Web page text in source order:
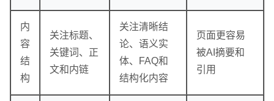
内
容
结
构
关注标题、
关键词、正
文和内链
关注清晰结
论、语义实
体、FAQ和
结构化内容
页面更容易
被AI摘要和
引用